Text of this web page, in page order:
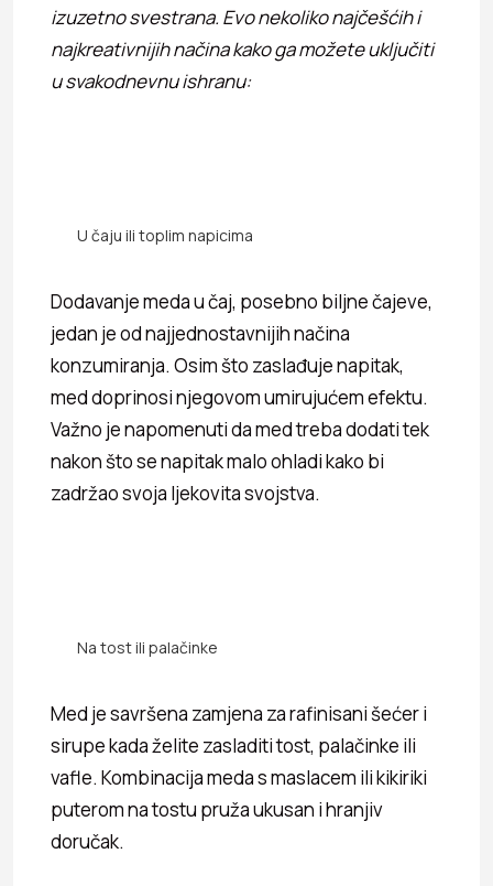
izuzetno svestrana. Evo nekoliko najčešćih i
najkreativnijih načina kako ga možete uključiti
u svakodnevnu ishranu:
U čaju ili toplim napicima
Dodavanje meda u čaj, posebno biljne čajeve,
jedan je od najjednostavnijih načina
konzumiranja. Osim što zaslađuje napitak,
med doprinosi njegovom umirujućem efektu.
Važno je napomenuti da med treba dodati tek
nakon što se napitak malo ohladi kako bi
zadržao svoja ljekovita svojstva.
Na tost ili palačinke
Med je savršena zamjena za rafinisani šećer i
sirupe kada želite zasladiti tost, palačinke ili
vafle. Kombinacija meda s maslacem ili kikiriki
puterom na tostu pruža ukusan i hranjiv
doručak.